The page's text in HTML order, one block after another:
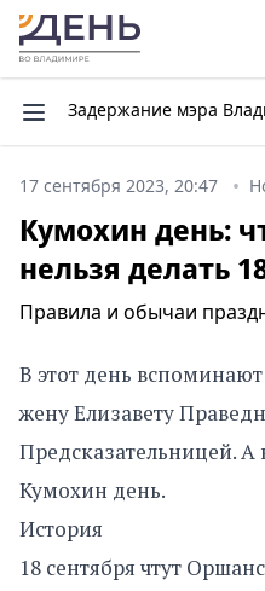
Задержание мэра
17 сентября 2023, 20:47
Кумохин день:
нельзя делать
Правила и обычаи
В этот день
жену Елизавету
Предсказательницей. А
Кумохин день.
История
18 сентября чтут